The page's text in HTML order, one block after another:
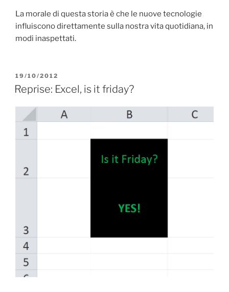
La morale di questa storia è che le nuove tecnologie
influiscono direttamente sulla nostra vita quotidiana, in
modi inaspettati.
PUBBLICATO
IL
19/10/2012
Reprise: Excel, is it friday?